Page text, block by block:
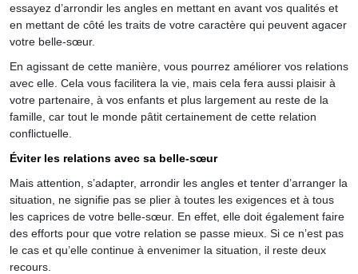
essayez d’arrondir les angles en mettant en avant vos qualités et
en mettant de côté les traits de votre caractère qui peuvent agacer
votre belle-sœur.
En agissant de cette manière, vous pourrez améliorer vos relations
avec elle. Cela vous facilitera la vie, mais cela fera aussi plaisir à
votre partenaire, à vos enfants et plus largement au reste de la
famille, car tout le monde pâtit certainement de cette relation
conflictuelle.
Éviter les relations avec sa belle-sœur
Mais attention, s’adapter, arrondir les angles et tenter d’arranger la
situation, ne signifie pas se plier à toutes les exigences et à tous
les caprices de votre belle-sœur. En effet, elle doit également faire
des efforts pour que votre relation se passe mieux. Si ce n’est pas
le cas et qu’elle continue à envenimer la situation, il reste deux
recours.